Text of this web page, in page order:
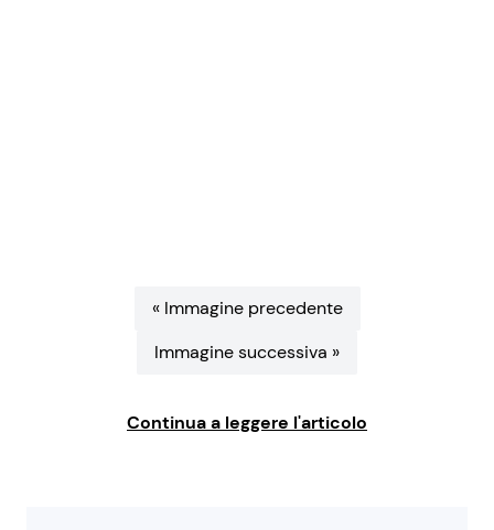
Ricette Facili e Veloci
« Immagine precedente
Immagine successiva »
Continua a leggere l'articolo